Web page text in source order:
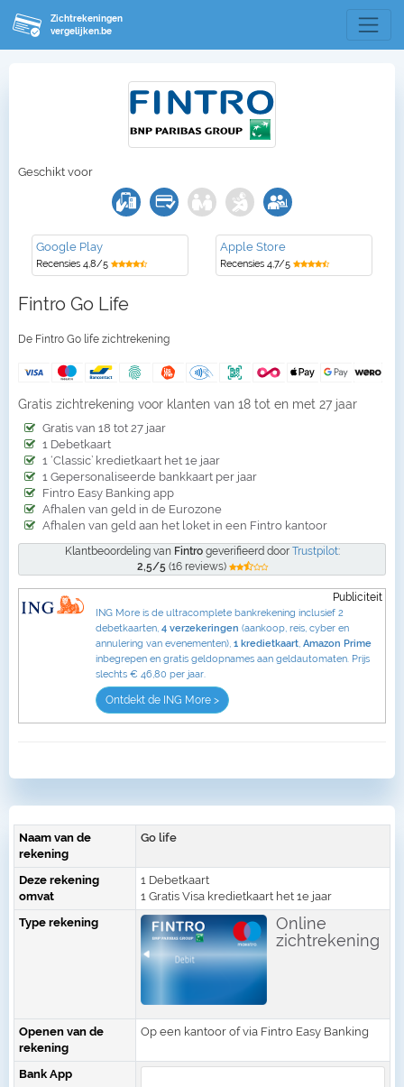
Zichtrekeningen
vergelijken.be
Geschikt voor
Google Play
Recensies 4,8/5
Apple Store
Recensies 4,7/5
Fintro Go Life
De Fintro Go life zichtrekening
Gratis zichtrekening voor klanten van 18 tot en met 27 jaar
Gratis van 18 tot 27 jaar
1 Debetkaart
1 ‘Classic’ kredietkaart het 1e jaar
1 Gepersonaliseerde bankkaart per jaar
Fintro Easy Banking app
Afhalen van geld in de Eurozone
Afhalen van geld aan het loket in een Fintro kantoor
Klantbeoordeling van Fintrogeverifieerd door Trustpilot:
2,5/5(16 reviews)
Publiciteit
ING More is de ultracomplete bankrekening inclusief 2
debetkaarten, 4 verzekeringen (aankoop, reis, cyber en
annulering van evenementen), 1 kredietkaart, Amazon Prime
inbegrepen en gratis geldopnames aan geldautomaten. Prijs
slechts € 46,80 per jaar.
Ontdekt de ING More >
Naam van de
rekening
Go life
Deze rekening
omvat
1 Debetkaart
1 Gratis Visa kredietkaart het 1e jaar
Type rekening
Online
zichtrekening
Openen van de
rekening
Op een kantoor of via Fintro Easy Banking
Bank App